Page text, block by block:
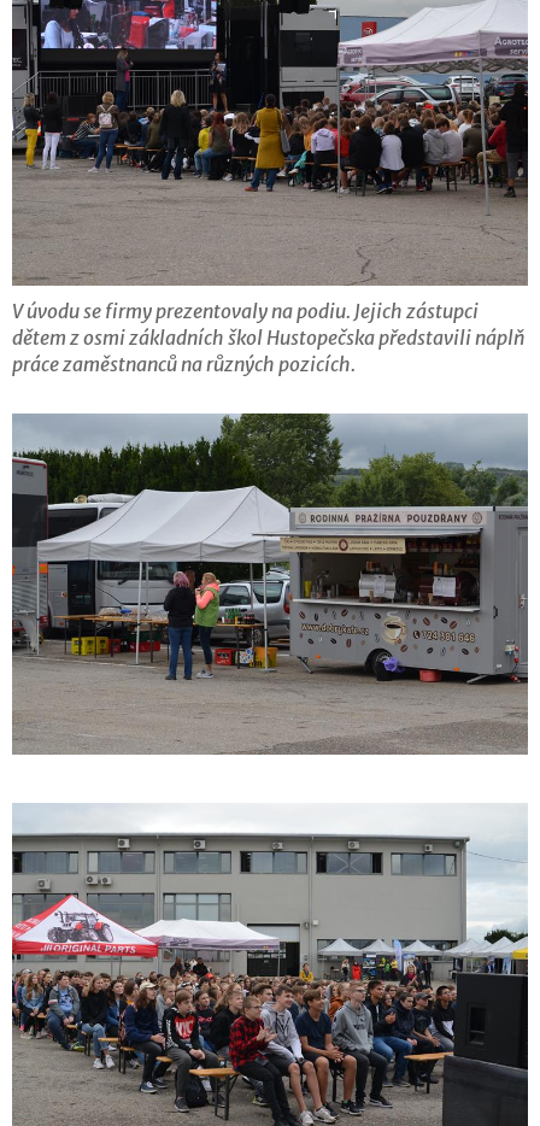
V úvodu se firmy prezentovaly na podiu. Jejich zástupci
dětem z osmi základních škol Hustopečska představili náplň
práce zaměstnanců na různých pozicích.